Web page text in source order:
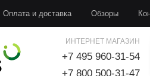
Оплата и доставка Обзоры
ИНТЕРНЕТ МАГАЗИН
+7 495 960-31-54
+7 800 500-31-47